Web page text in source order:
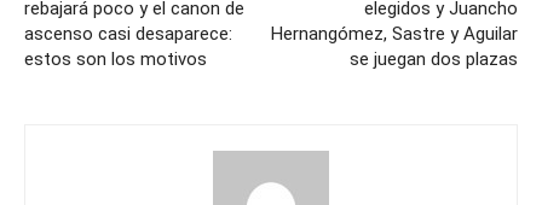
rebajará poco y el canon de
ascenso casi desaparece:
estos son los motivos
elegidos y Juancho
Hernangómez, Sastre y Aguilar
se juegan dos plazas